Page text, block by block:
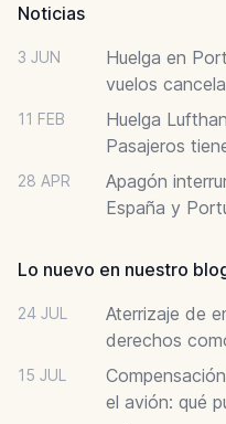
Noticias
3 JUN
Huelga en
vuelos
11 FEB
Huelga
Pasajeros
28 APR
Apagón
España y
Lo nuevo en nuestro
24 JUL
Aterrizaje de
derechos
15 JUL
el avión: qué